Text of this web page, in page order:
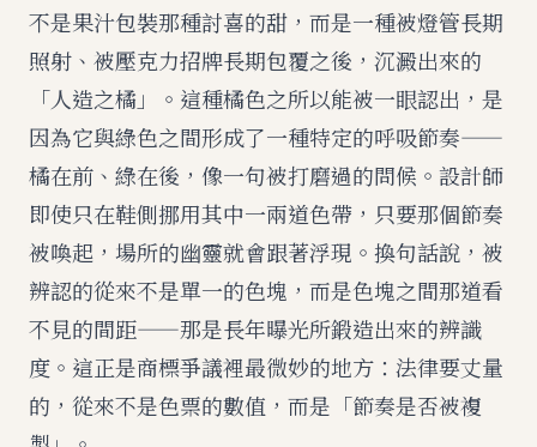
不是果汁包裝那種討喜的甜，而是一種被燈管長期
照射、被壓克力招牌長期包覆之後，沉澱出來的
「人造之橘」。這種橘色之所以能被一眼認出，是
因為它與綠色之間形成了一種特定的呼吸節奏——
橘在前、綠在後，像一句被打磨過的問候。設計師
即使只在鞋側挪用其中一兩道色帶，只要那個節奏
被喚起，場所的幽靈就會跟著浮現。換句話說，被
辨認的從來不是單一的色塊，而是色塊之間那道看
不見的間距——那是長年曝光所鍛造出來的辨識
度。這正是商標爭議裡最微妙的地方：法律要丈量
的，從來不是色票的數值，而是「節奏是否被複